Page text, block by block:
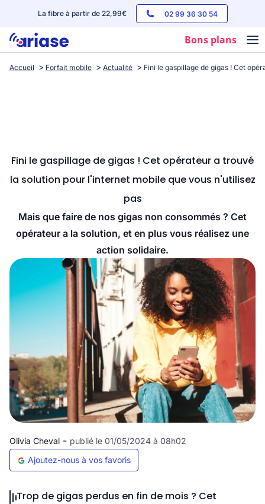
La fibre à partir de 22,99€ 02 99 36 30 54
Bons plans
Box internet
Streaming
Accueil Forfait mobile Actualité Fini le gaspillage de gigas ! Cet
Fini le gaspillage de gigas ! Cet opérateur a trouvé
la solution pour l'internet mobile que vous n'utilisez
pas
Mais que faire de nos gigas non consommés ? Cet
opérateur a la solution, et en plus vous réalisez une
action solidaire.
Olivia Cheval - publié le 01/05/2024 à 08h02
Ajoutez-nous à vos favoris
Trop de gigas perdus en fin de mois ? Cet